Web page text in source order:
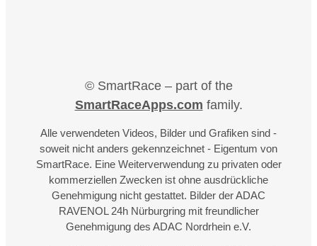
© SmartRace – part of the
SmartRaceApps.com family.
Alle verwendeten Videos, Bilder und Grafiken sind -
soweit nicht anders gekennzeichnet - Eigentum von
SmartRace. Eine Weiterverwendung zu privaten oder
kommerziellen Zwecken ist ohne ausdrückliche
Genehmigung nicht gestattet. Bilder der ADAC
RAVENOL 24h Nürburgring mit freundlicher
Genehmigung des ADAC Nordrhein e.V.